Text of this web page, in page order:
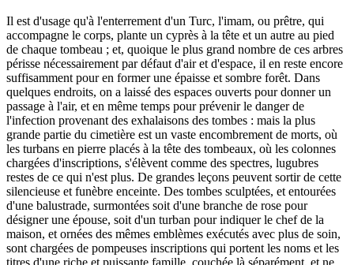
Il est d'usage qu'à l'enterrement d'un Turc, l'imam, ou prêtre, qui
accompagne le corps, plante un cyprès à la tête et un autre au pied
de chaque tombeau ; et, quoique le plus grand nombre de ces arbres
périsse nécessairement par défaut d'air et d'espace, il en reste encore
suffisamment pour en former une épaisse et sombre forêt. Dans
quelques endroits, on a laissé des espaces ouverts pour donner un
passage à l'air, et en même temps pour prévenir le danger de
l'infection provenant des exhalaisons des tombes : mais la plus
grande partie du cimetière est un vaste encombrement de morts, où
les turbans en pierre placés à la tête des tombeaux, où les colonnes
chargées d'inscriptions, s'élèvent comme des spectres, lugubres
restes de ce qui n'est plus. De grandes leçons peuvent sortir de cette
silencieuse et funèbre enceinte. Des tombes sculptées, et entourées
d'une balustrade, surmontées soit d'une branche de rose pour
désigner une épouse, soit d'un turban pour indiquer le chef de la
maison, et ornées des mêmes emblèmes exécutés avec plus de soin,
sont chargées de pompeuses inscriptions qui portent les noms et les
titres d'une riche et puissante famille, couchée là séparément, et ne